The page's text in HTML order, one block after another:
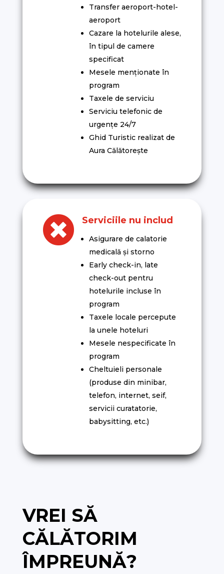
Transfer aeroport-hotel-
aeroport
Cazare la hotelurile alese,
în tipul de camere
specificat
Mesele menționate în
program
Taxele de serviciu
Serviciu telefonic de
urgențe 24/7
Ghid Turistic realizat de
Aura Călătorește
 Serviciile nu includ
Asigurare de calatorie
medicală și storno
Early check-in, late
check-out pentru
hotelurile incluse în
program
Taxele locale percepute
la unele hoteluri
Mesele nespecificate în
program
Cheltuieli personale
(produse din minibar,
telefon, internet, seif,
servicii curatatorie,
babysitting, etc.)
VREI SĂ
CĂLĂTORIM
ÎMPREUNĂ?